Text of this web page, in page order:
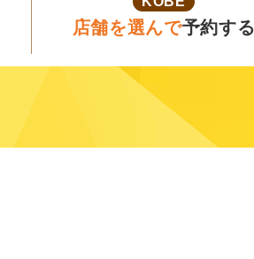
店舗を選んで予約する